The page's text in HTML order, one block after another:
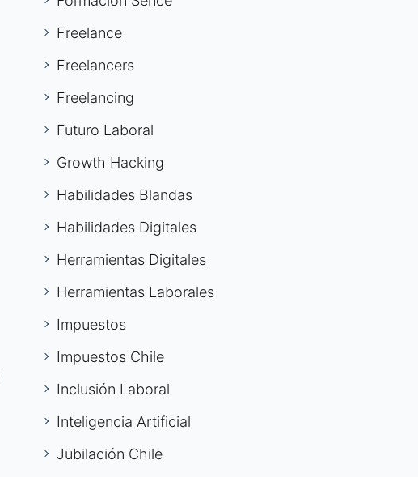
Freelance
Freelancers
Freelancing
Futuro Laboral
Growth Hacking
Habilidades Blandas
Habilidades Digitales
Herramientas Digitales
Herramientas Laborales
Impuestos
Impuestos Chile
Inclusión Laboral
Inteligencia Artificial
Jubilación Chile